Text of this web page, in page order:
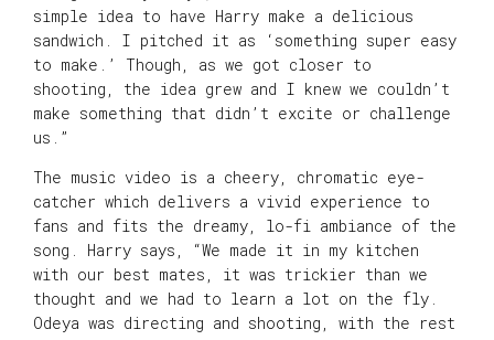
simple idea to have Harry make a delicious
sandwich. I pitched it as ‘something super easy
to make.’ Though, as we got closer to
shooting, the idea grew and I knew we couldn’t
make something that didn’t excite or challenge
us.”
The music video is a cheery, chromatic eye-
catcher which delivers a vivid experience to
fans and fits the dreamy, lo-fi ambiance of the
song. Harry says, “We made it in my kitchen
with our best mates, it was trickier than we
thought and we had to learn a lot on the fly.
Odeya was directing and shooting, with the rest